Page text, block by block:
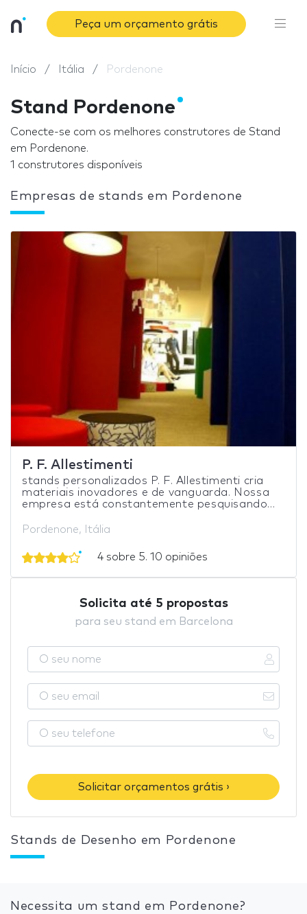
Peça um orçamento grátis
Início Itália Pordenone
Stand Pordenone
Conecte-se com os melhores construtores de Stand
em Pordenone.
1 construtores disponíveis
Empresas de stands em Pordenone
P. F. Allestimenti
stands personalizados P. F. Allestimenti cria
materiais inovadores e de vanguarda. Nossa
empresa está constantemente pesquisando...
Pordenone, Itália
4 sobre 5. 10 opiniões
Solicita até 5 propostas
para seu stand em Barcelona
Solicitar orçamentos grátis ›
Stands de Desenho em Pordenone
Necessita um stand em Pordenone?